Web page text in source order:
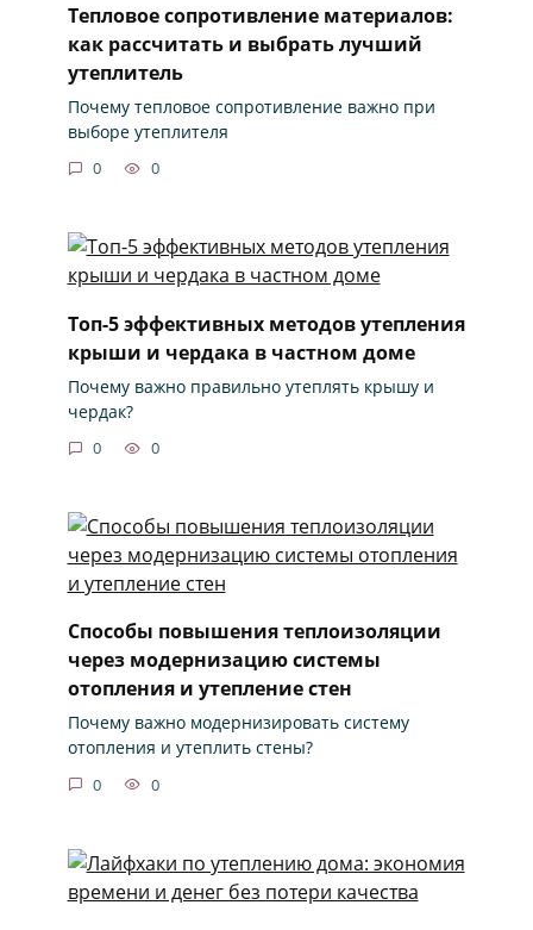
Тепловое сопротивление материалов:
как рассчитать и выбрать лучший
утеплитель
Почему тепловое сопротивление важно при
выборе утеплителя
0 0
Топ-5 эффективных методов утепления
крыши и чердака в частном доме
Почему важно правильно утеплять крышу и
чердак?
0 0
Способы повышения теплоизоляции
через модернизацию системы
отопления и утепление стен
Почему важно модернизировать систему
отопления и утеплить стены?
0 0